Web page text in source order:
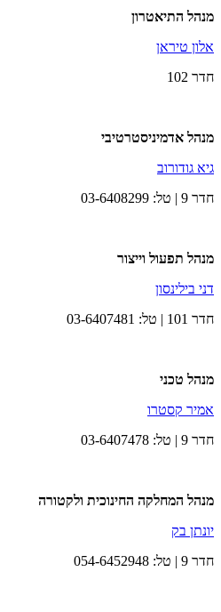
​מנהל התיאטרון
אלון טיראן
חדר 102​
מנהל אדמיניסטרטיבי
גיא גודורוב
חדר 9 | טל: 03-6408299
מנהל תפעול וייצור
דני בילינסון
חדר 101 | טל: 03-6407481
מנהל טכני
אמיר קסטרו
חדר 9 | טל: 03-6407478
מנהל המחלקה החינוכית ולקטורה
יונתן בק
חדר 9​​​​ | טל: 054-6452948